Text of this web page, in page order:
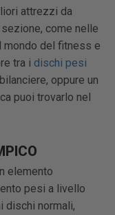
attrezzi da
come nelle
mondo del fitness e
tra i dischi pesi
oppure un
puoi trovarlo nel
elemento
pesi a livello
dischi normali,